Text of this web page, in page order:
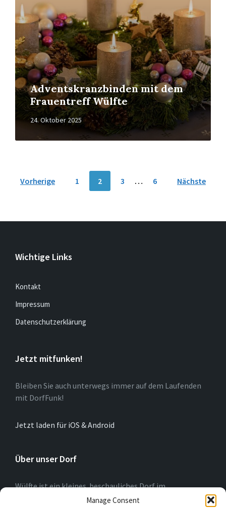
Manage Consent
Adventskranzbinden mit dem
Frauentreff Wülfte
24. Oktober 2025
Seitennummerierung
Beiträge
Vorherige 1 2 3 … 6 Nächste
Wichtige Links
Kontakt
Impressum
Datenschutzerklärung
Jetzt mitfunken!
Bleiben Sie auch unterwegs immer auf dem Laufenden
mit DorfFunk!
Jetzt laden für iOS & Android
Über unser Dorf
Wülfte ist ein kleines beschauliches Dorf im
Hochsauerlandkreis (NRW) am Rande der Briloner